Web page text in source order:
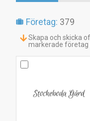
Företag: 379
Skapa och skicka
markerade